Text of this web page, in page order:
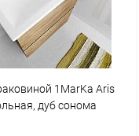
1MarKa Aris
дуб сонома